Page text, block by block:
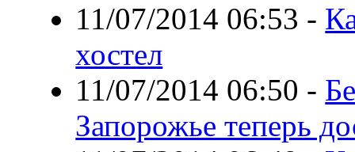
11/07/2014 06:53 -
хостел
11/07/2014 06:50 -
Запорожье теперь